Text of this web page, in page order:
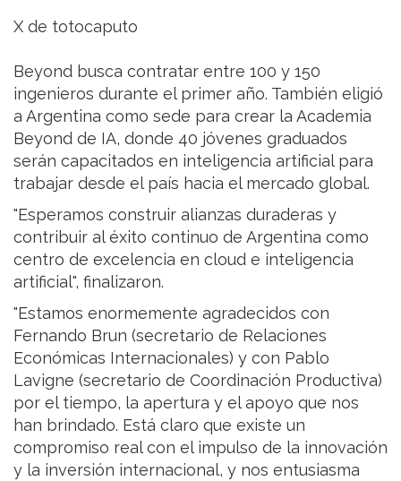
X de totocaputo
Beyond busca contratar entre 100 y 150
ingenieros durante el primer año. También eligió
a Argentina como sede para crear la Academia
Beyond de IA, donde 40 jóvenes graduados
serán capacitados en inteligencia artificial para
trabajar desde el país hacia el mercado global.
"Esperamos construir alianzas duraderas y
contribuir al éxito continuo de Argentina como
centro de excelencia en cloud e inteligencia
artificial", finalizaron.
"Estamos enormemente agradecidos con
Fernando Brun (secretario de Relaciones
Económicas Internacionales) y con Pablo
Lavigne (secretario de Coordinación Productiva)
por el tiempo, la apertura y el apoyo que nos
han brindado. Está claro que existe un
compromiso real con el impulso de la innovación
y la inversión internacional, y nos entusiasma